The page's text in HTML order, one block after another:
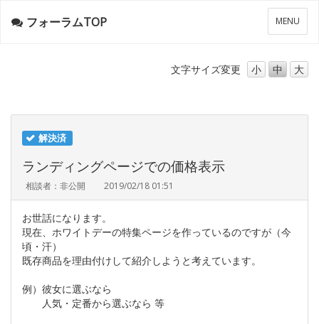
メ
ニ
ー
MENU
フォーラムTOP
文字サイズ変更 小 中 大
解決済
ランディングページでの価格表示
相談者：非公開 2019/02/18 01:51
お世話になります。
現在、ホワイトデーの特集ページを作っているのですが（今
頃・汗）
既存商品を理由付けして紹介しようと考えています。
例）彼女に選ぶなら
人気・定番から選ぶなら 等